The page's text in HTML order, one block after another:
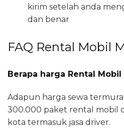
kirim setelah anda
dan benar
FAQ Rental Mobil
Berapa harga Rental Mobil
Adapun harga sewa
300.000 paket rental mobil
kota termasuk jasa driver.